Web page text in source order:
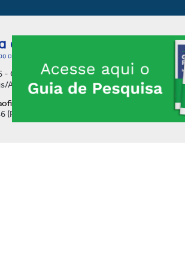
- Centro
AM